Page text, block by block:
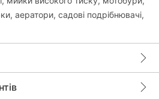
аератори, садові подрібнювачі,